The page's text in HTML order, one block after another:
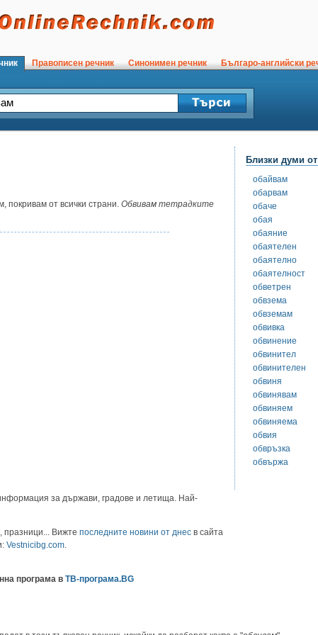
Правописен речник Синонимен речник Българо-английски
покривам от всички страни. Обвивам тетрадките
за държави, градове и летища. Най-
празници... Вижте последните новини от днес в сайта
Vestnicibg.com
програма в ТВ-програма.BG
Близки думи
обайвам
обарвам
обаче
обая
обаяние
обаятелен
обаятелно
обаятелност
обветрен
обвзема
обвземам
обвивка
обвинение
обвинител
обвинителен
обвиня
обвинявам
обвиняем
обвиняема
обвия
обвръзка
обвържа